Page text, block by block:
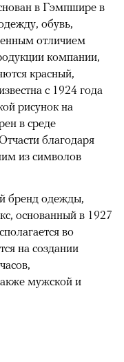
в Гэмпшире в
обувь,
отличием
компании,
красный,
с 1924 года
рисунок на
в среде
благодаря
из символов
бренд одежды,
основанный в 1927
во
на создании
мужской и